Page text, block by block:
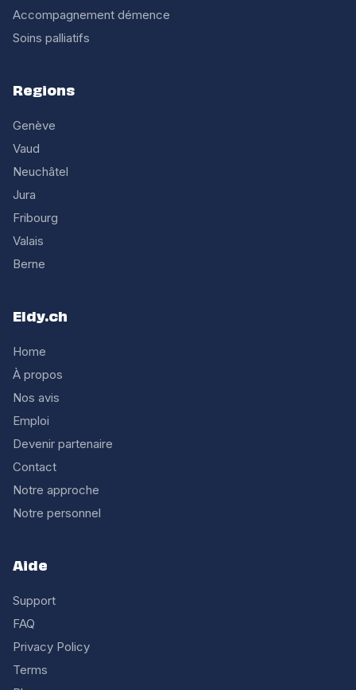
Accompagnement démence
Soins palliatifs
Regions
Genève
Vaud
Neuchâtel
Jura
Fribourg
Valais
Berne
Eldy.ch
Home
À propos
Nos avis
Emploi
Devenir partenaire
Contact
Notre approche
Notre personnel
Aide
Support
FAQ
Privacy Policy
Terms